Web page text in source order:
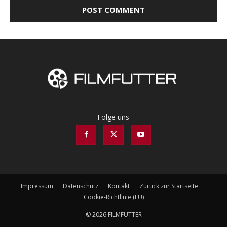
Folge uns
Impressum Datenschutz Kontakt
Zurück zur Startseite
Cookie-Richtlinie (EU)
© 2026 FILMFUTTER